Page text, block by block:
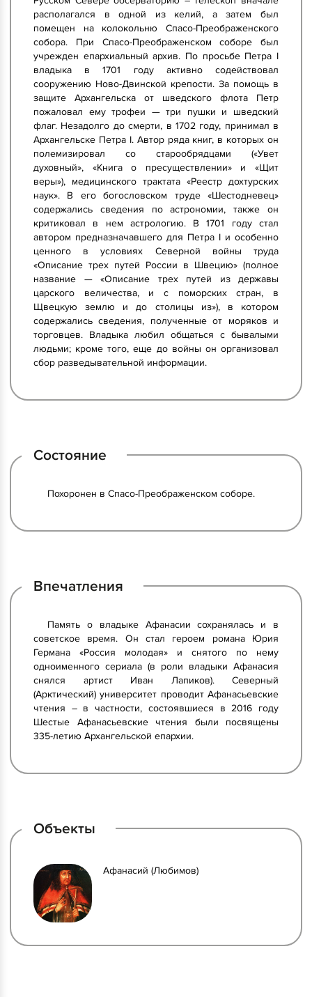
располагался в одной из келий, а затем был
помещен на колокольню Спасо-Преображенского
собора. При Спасо-Преображенском соборе был
учрежден епархиальный архив. По просьбе Петра I
владыка в 1701 году активно содействовал
сооружению Ново-Двинской крепости. За помощь в
защите Архангельска от шведского флота Петр
пожаловал ему трофеи — три пушки и шведский
флаг. Незадолго до смерти, в 1702 году, принимал в
Архангельске Петра I. Автор ряда книг, в которых он
полемизировал со старообрядцами («Увет
духовный», «Книга о пресуществлении» и «Щит
веры»), медицинского трактата «Реестр дохтурских
наук». В его богословском труде «Шестодневец»
содержались сведения по астрономии, также он
критиковал в нем астрологию. В 1701 году стал
автором предназначавшего для Петра I и особенно
ценного в условиях Северной войны труда
«Описание трех путей России в Швецию» (полное
название — «Описание трех путей из державы
царского величества, и с поморских стран, в
Щвецкую землю и до столицы из»), в котором
содержались сведения, полученные от моряков и
торговцев. Владыка любил общаться с бывалыми
людьми; кроме того, еще до войны он организовал
сбор разведывательной информации.
Состояние
Похоронен в Спасо-Преображенском соборе.
Впечатления
Память о владыке Афанасии сохранялась и в
советское время. Он стал героем романа Юрия
Германа «Россия молодая» и снятого по нему
одноименного сериала (в роли владыки Афанасия
снялся артист Иван Лапиков). Северный
(Арктический) университет проводит Афанасьевские
чтения – в частности, состоявшиеся в 2016 году
Шестые Афанасьевские чтения были посвящены
335-летию Архангельской епархии.
Объекты
Афанасий (Любимов)